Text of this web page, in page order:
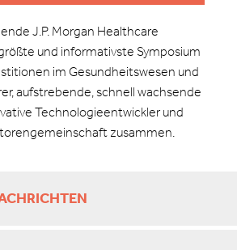
J.P. Morgan Healthcare
und informativste Symposium
im Gesundheitswesen und
aufstrebende, schnell wachsende
Technologieentwickler und
zusammen.